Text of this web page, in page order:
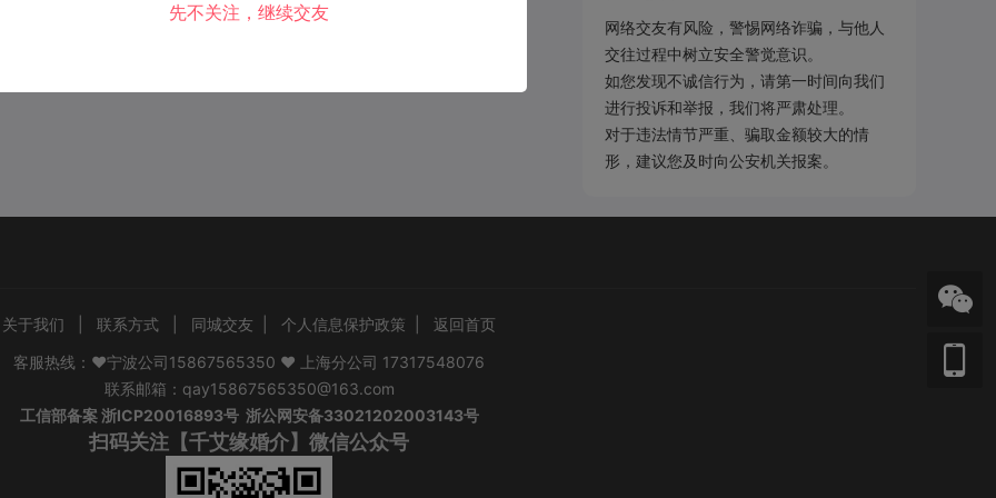
网络交友有风险，警惕网络诈骗，与他人
交往过程中树立安全警觉意识。
如您发现不诚信行为，请第一时间向我们
进行投诉和举报，我们将严肃处理。
对于违法情节严重、骗取金额较大的情
形，建议您及时向公安机关报案。
关于我们 联系方式 同城交友 个人信息保护政策
返回首页
客服热线：❤宁波公司15867565350 ❤ 上海分公司 17317548076
联系邮箱：qay15867565350@163.com
工信部备案浙ICP20016893号 浙公网安备33021202003143号
扫码关注【千艾缘婚介】微信公众号
先不关注，继续交友